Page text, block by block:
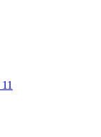
11